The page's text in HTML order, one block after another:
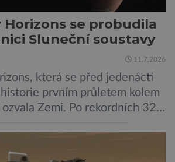
Horizons se probudila
Sluneční soustavy
11.7.2026
která se před jedenácti
historie prvním průletem kolem
ozvala Zemi. Po rekordních 321
výtečném stavu. Nyní ji čeká